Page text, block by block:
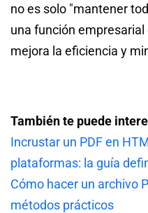
no es solo "mantener
una función empresarial
mejora la eficiencia y
También te puede
Incrustar un PDF en
plataformas: la guía
Cómo hacer un archivo
métodos prácticos